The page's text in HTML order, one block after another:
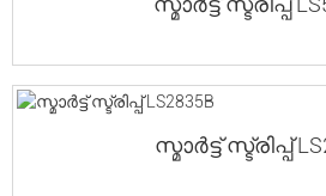
സ്മാർട്ട് സ്ട്രിപ്പ്